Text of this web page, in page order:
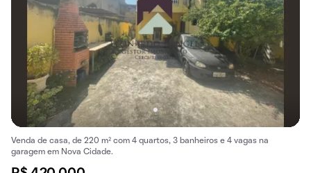
Venda de casa, de 220 m² com 4 quartos, 3 banheiros e 4 vagas na
garagem em Nova Cidade.